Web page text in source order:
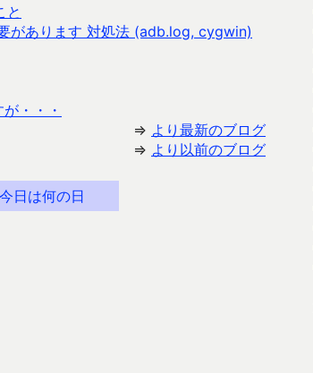
と
があります 対処法 (adb.log, cygwin)
・・・
⇒ より最新のブログ
⇒ より以前のブログ
今日は何の日